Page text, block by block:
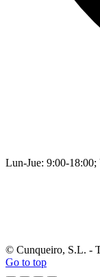
Lun-Jue: 9:00-
© Cunqueiro, S.L. -
Go to top